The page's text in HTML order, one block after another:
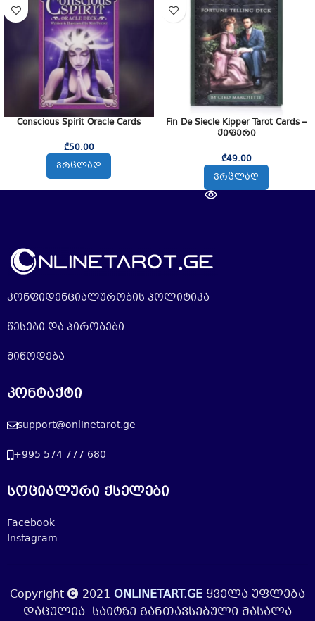
Conscious Spirit Oracle Cards
₾50.00
ᲕᲠᲪᲚᲐᲓ
Fin De Siecle Kipper Tarot Cards –
ქიფერი
₾49.00
ᲕᲠᲪᲚᲐᲓ
კონფიდენციალურობის პოლიტიკა
წესები და პირობები
მიწოდება
კონტაქტი
support@onlinetarot.ge
+995 574 777 680
სოციალური ქსელები
Facebook
Instagram
Copyright 2021 ONLINETART.GEყველა უფლება
დაცულია. საიტზე განთავსებული მასალა